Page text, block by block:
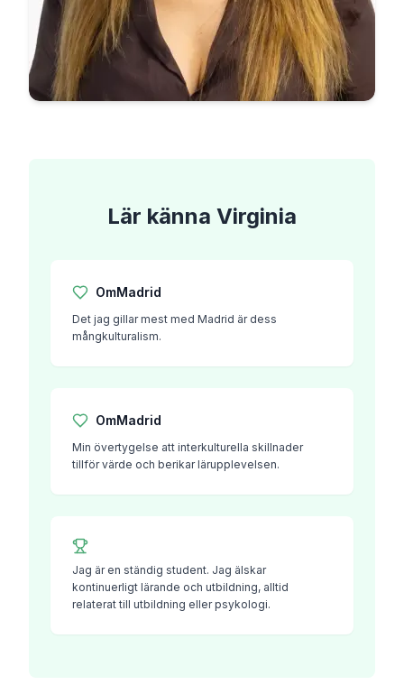
Lär känna Virginia
OmMadrid
Det jag gillar mest med Madrid är dess
mångkulturalism.
OmMadrid
Min övertygelse att interkulturella skillnader
tillför värde och berikar lärupplevelsen.
Jag är en ständig student. Jag älskar
kontinuerligt lärande och utbildning, alltid
relaterat till utbildning eller psykologi.